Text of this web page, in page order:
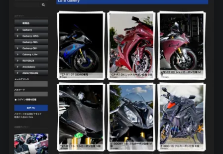
デ
発
売
開
始
!
!
!
"